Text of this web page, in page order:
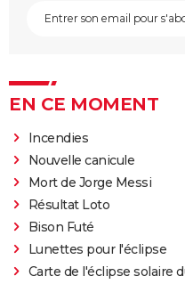
EN CE MOMENT
Incendies
Nouvelle canicule
Mort de Jorge Messi
Résultat Loto
Bison Futé
Lunettes pour l'éclipse
Carte de l'éclipse solaire